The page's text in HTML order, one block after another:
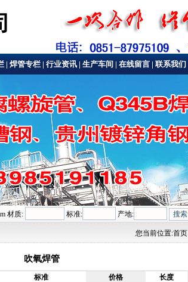
| 焊管专栏 | 行业资讯 | 生产车间 | 在线留言 | 联系我们
材质: 标准: 产地:
您当前位置:首页
吹氧焊管
标准 价格 长度